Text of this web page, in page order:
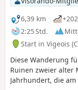
6,39 km
2:25 Std.
Start in Vigeois
Diese Wanderung
Ruinen zweier alter
Jahrhundert, die am